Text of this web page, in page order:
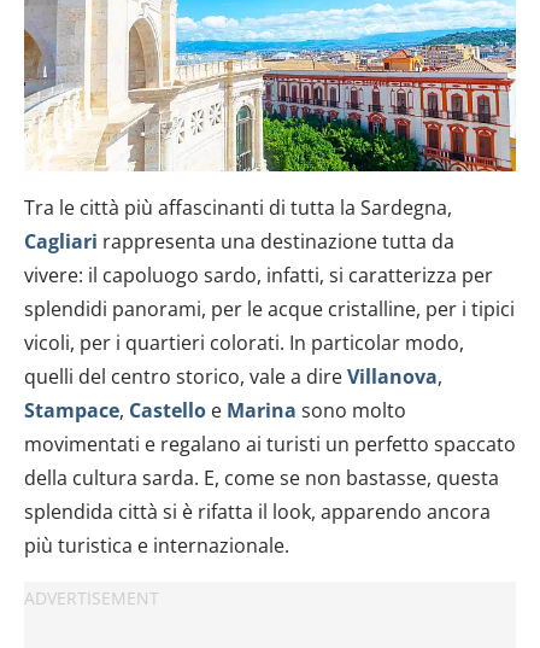
Tra le città più affascinanti di tutta la Sardegna,
Cagliari rappresenta una destinazione tutta da
vivere: il capoluogo sardo, infatti, si caratterizza per
splendidi panorami, per le acque cristalline, per i tipici
vicoli, per i quartieri colorati. In particolar modo,
quelli del centro storico, vale a direVillanova,
Stampace, Castello e Marina sono molto
movimentati e regalano ai turisti un perfetto spaccato
della cultura sarda. E, come se non bastasse, questa
splendida città si è rifatta il look, apparendo ancora
più turistica e internazionale.